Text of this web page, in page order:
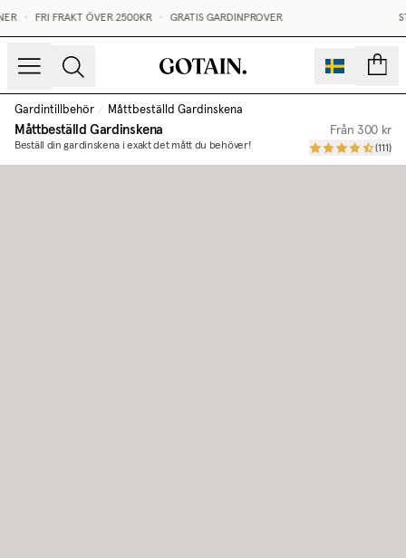
FRI FRAKT ÖVER 2500KR GRATIS GARDINPROVER
Gardintillbehör / Måttbeställd Gardinskena
Måttbeställd Gardinskena
Beställ din gardinskena i exakt det mått du behöver!
Från300 kr
(111)